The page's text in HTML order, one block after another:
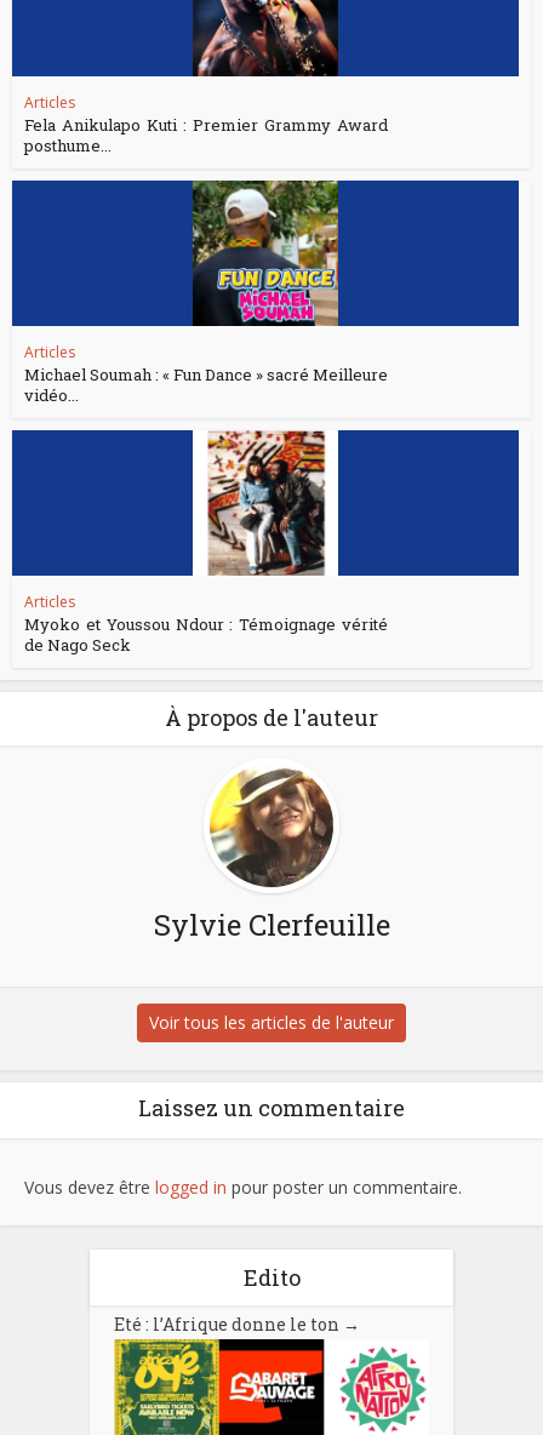
Articles
Fela Anikulapo Kuti : Premier Grammy Award
posthume...
Articles
Michael Soumah : « Fun Dance » sacré Meilleure
vidéo...
Articles
Myoko et Youssou Ndour : Témoignage vérité
de Nago Seck
À propos de l'auteur
Sylvie Clerfeuille
Voir tous les articles de l'auteur
Laissez un commentaire
Vous devez être logged in pour poster un commentaire.
Edito
Eté : l’Afrique donne le ton →